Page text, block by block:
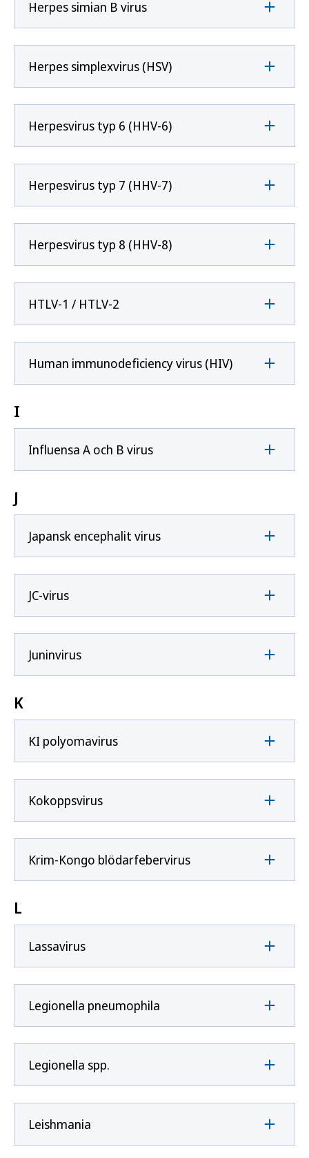
Herpes simian B virus
Herpes simplexvirus (HSV)
Herpesvirus typ 6 (HHV-6)
Herpesvirus typ 7 (HHV-7)
Herpesvirus typ 8 (HHV-8)
HTLV-1 / HTLV-2
Human immunodeficiency virus (HIV)
I
Influensa A och B virus
J
Japansk encephalit virus
JC-virus
Juninvirus
K
KI polyomavirus
Kokoppsvirus
Krim-Kongo blödarfebervirus
L
Lassavirus
Legionella pneumophila
Legionella spp.
Leishmania